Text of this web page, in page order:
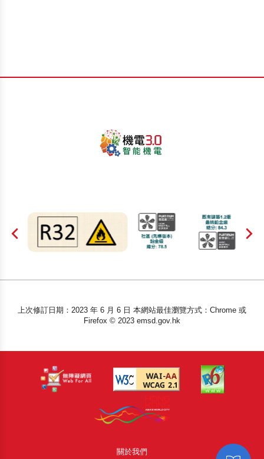
上次修訂日期：2023 年 6 月 6 日 本網站最佳瀏覽方式：Chrome 或
Firefox © 2023 emsd.gov.hk
關於我們